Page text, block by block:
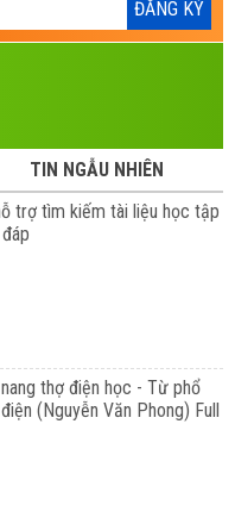
TIN NGẪU NHIÊN
trợ tìm kiếm tài liệu học tập
thợ điện học - Từ phổ
(Nguyễn Văn Phong) Full